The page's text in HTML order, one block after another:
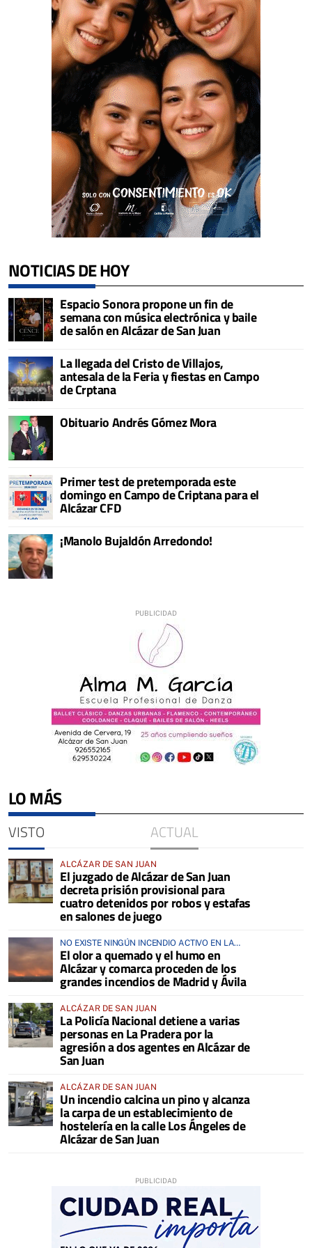
NOTICIAS DE HOY
Espacio Sonora propone un fin de
semana con música electrónica y baile
de salón en Alcázar de San Juan
La llegada del Cristo de Villajos,
antesala de la Feria y fiestas en Campo
de Crptana
Obituario Andrés Gómez Mora
Primer test de pretemporada este
domingo en Campo de Criptana para el
Alcázar CFD
¡Manolo Bujaldón Arredondo!
LO MÁS
VISTO ACTUAL
ALCÁZAR DE SAN JUAN
El juzgado de Alcázar de San Juan
decreta prisión provisional para
cuatro detenidos por robos y estafas
en salones de juego
NO EXISTE NINGÚN INCENDIO ACTIVO EN LA
COMARCA
El olor a quemado y el humo en
Alcázar y comarca proceden de los
grandes incendios de Madrid y Ávila
ALCÁZAR DE SAN JUAN
La Policía Nacional detiene a varias
personas en La Pradera por la
agresión a dos agentes en Alcázar de
San Juan
ALCÁZAR DE SAN JUAN
Un incendio calcina un pino y alcanza
la carpa de un establecimiento de
hostelería en la calle Los Ángeles de
Alcázar de San Juan